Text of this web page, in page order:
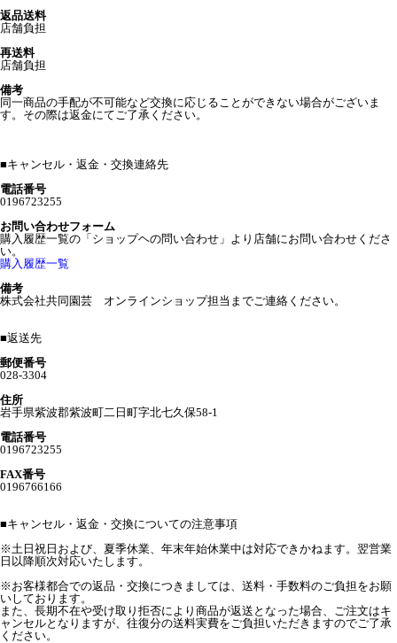
返品送料
店舗負担
再送料
店舗負担
備考
同一商品の手配が不可能など交換に応じることができない場合がございま
す。その際は返金にてご了承ください。
■キャンセル・返金・交換連絡先
電話番号
0196723255
お問い合わせフォーム
購入履歴一覧の「ショップヘの問い合わせ」より店舗にお問い合わせくださ
い。
購入履歴一覧
備考
株式会社共同園芸 オンラインショップ担当までご連絡ください。
■返送先
郵便番号
028-3304
住所
岩手県紫波郡紫波町二日町字北七久保58-1
電話番号
0196723255
FAX番号
0196766166
■キャンセル・返金・交換についての注意事項
※土日祝日および、夏季休業、年末年始休業中は対応できかねます。翌営業
日以降順次対応いたします。
※お客様都合での返品・交換につきましては、送料・手数料のご負担をお願
いしております。
また、長期不在や受け取り拒否により商品が返送となった場合、ご注文はキ
ャンセルとなりますが、往復分の送料実費をご負担いただきますのでご了承
ください。